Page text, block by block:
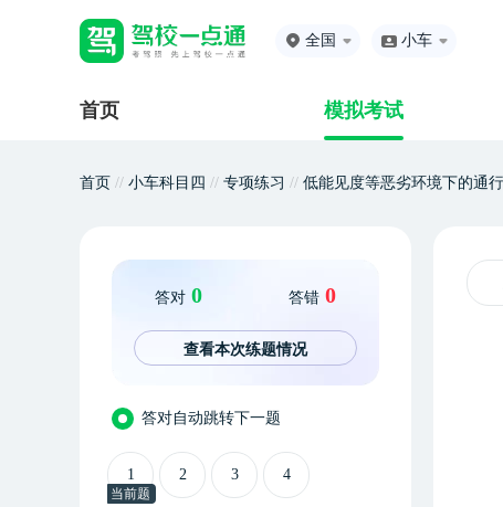
全国 小车
首页 模拟考试
首页 // 小车科目四 // 专项练习 // 低能见度等恶劣环境下的通
答对 0 答错 0
查看本次练题情况
答对自动跳转下一题
1 2 3 4